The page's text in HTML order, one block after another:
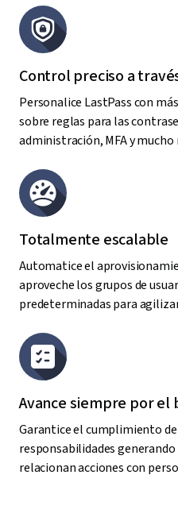
Control preciso a
Personalice LastPass con
sobre reglas para las
administración, MFA y mucho
Totalmente escalable
Automatice el
aproveche los grupos de
predeterminadas para
Avance siempre por el
Garantice el cumplimiento
responsabilidades
relacionan acciones con